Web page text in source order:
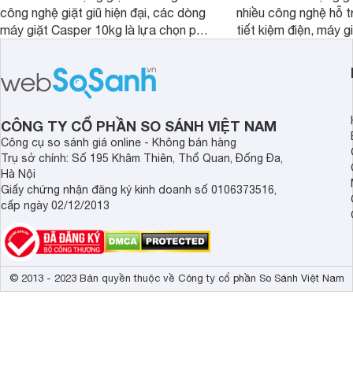
công nghệ giặt giũ hiện đại, các dòng
máy giặt Casper 10kg là lựa chọn phù
nhiều công nghệ hỗ
tiết kiệm điện, máy
nhắc cho các gia
bán hiện đã giảm
CÔNG TY CỔ PHẦN SO SÁNH VIỆT NAM
Công cụ so sánh giá online - Không bán hàng
Trụ sở chính: Số 195 Khâm Thiên, Thổ Quan, Đống Đa,
Hà Nội
Giấy chứng nhận đăng ký kinh doanh số 0106373516,
cấp ngày 02/12/2013
© 2013 - 2023 Bản quyền thuộc về Công ty cổ phần So Sánh Việt Nam